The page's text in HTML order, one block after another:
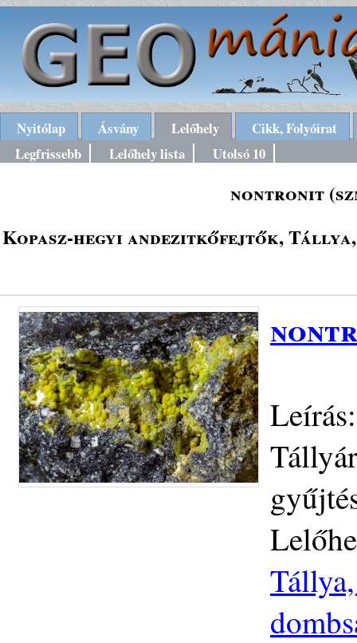
Nyitólap Ásvány Lelőhely
Cikk, Folyóirat
Legfrissebb
Lelőhely lista Utolsó 10
nontronit
Kopasz-hegyi andezitkőfejtők, Tállya,